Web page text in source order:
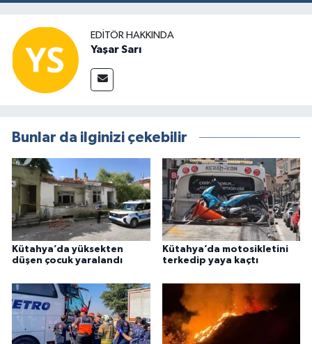
EDITÖR HAKKINDA
Yaşar Sarı
Bunlar da ilginizi çekebilir
Kütahya’da yüksekten
düşen çocuk yaralandı
Kütahya’da motosikletini
terkedip yaya kaçtı